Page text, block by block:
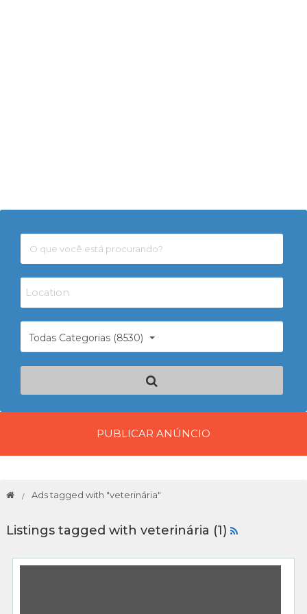
Todas Categorias (8530)
PUBLICAR ANÚNCIO
Ads tagged with "veterinária"
Listings tagged with veterinária (1)